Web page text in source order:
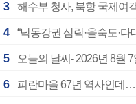
3 해수부 청사, 북항 국제여
4 “낙동강권 삼락·을숙도·
5 오늘의 날씨- 2026년 8월 7
6 피란마을 67년 역사인데